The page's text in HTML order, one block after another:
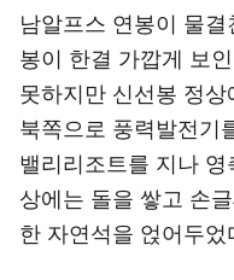
남알프스 연봉이 물
봉이 한결 가깝게 보
못하지만 신선봉 정
북쪽으로 풍력발전기
밸리리조트를 지나
상에는 돌을 쌓고 손
한 자연석을 얹어두었